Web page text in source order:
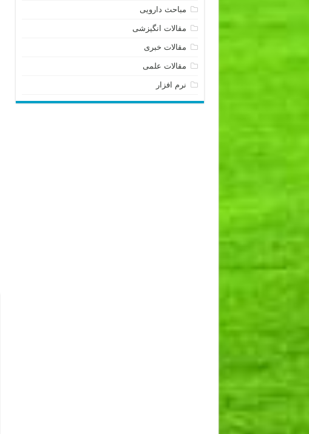
مباحث دارویی
مقالات انگیزشی
مقالات خبری
مقالات علمی
نرم افزار